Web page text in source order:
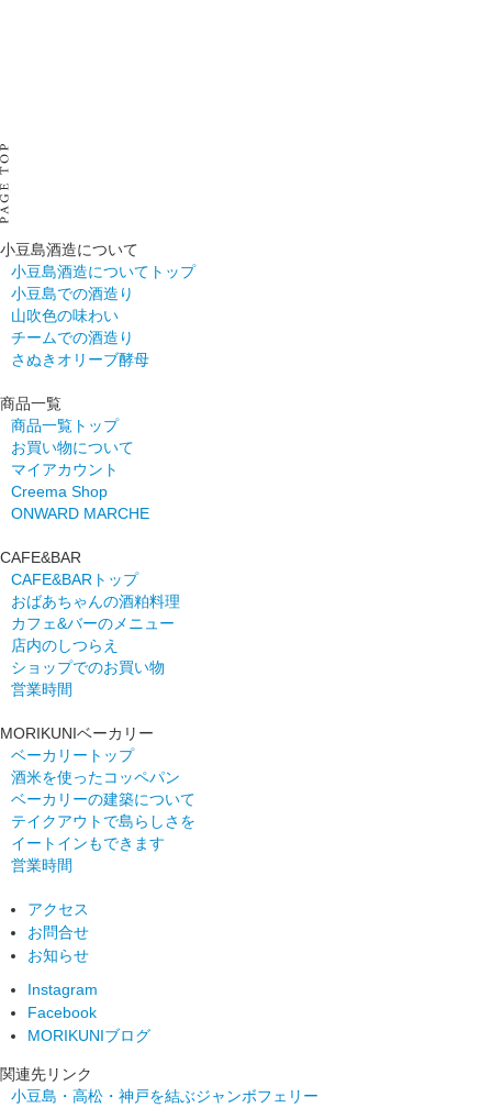
小豆島酒造について
小豆島酒造についてトップ
小豆島での酒造り
山吹色の味わい
チームでの酒造り
さぬきオリーブ酵母
商品一覧
商品一覧トップ
お買い物について
マイアカウント
Creema Shop
ONWARD MARCHE
CAFE&BAR
CAFE&BARトップ
おばあちゃんの酒粕料理
カフェ&バーのメニュー
店内のしつらえ
ショップでのお買い物
営業時間
MORIKUNIベーカリー
ベーカリートップ
酒米を使ったコッペパン
ベーカリーの建築について
テイクアウトで島らしさを
イートインもできます
営業時間
アクセス
お問合せ
お知らせ
Instagram
Facebook
MORIKUNIブログ
関連先リンク
小豆島・高松・神戸を結ぶジャンボフェリー